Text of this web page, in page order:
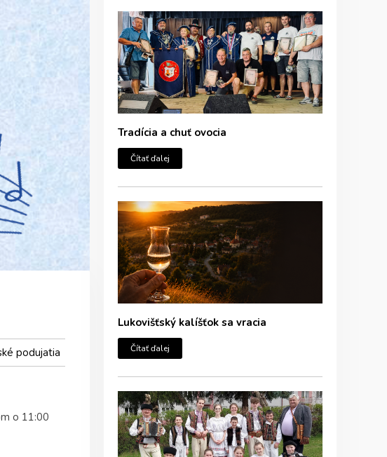
podujatia
o 11:00
Tradícia a chuť ovocia
Čítať ďalej
Lukovišťský kalíšťok sa vracia
Čítať ďalej